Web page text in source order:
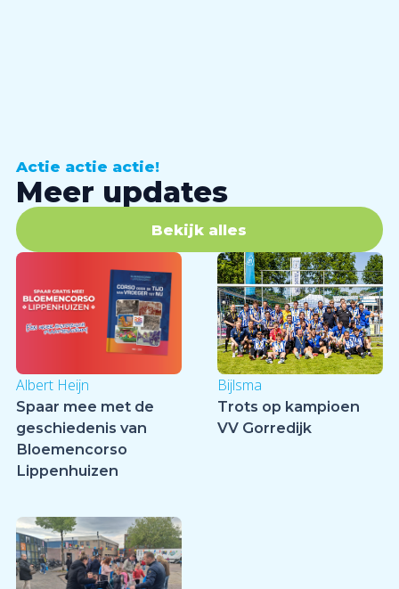
Actie actie actie!
Meer updates
Bekijk alles
Albert Heijn
Spaar mee met de
geschiedenis van
Bloemencorso
Lippenhuizen
Bijlsma
Trots op kampioen
VV Gorredijk